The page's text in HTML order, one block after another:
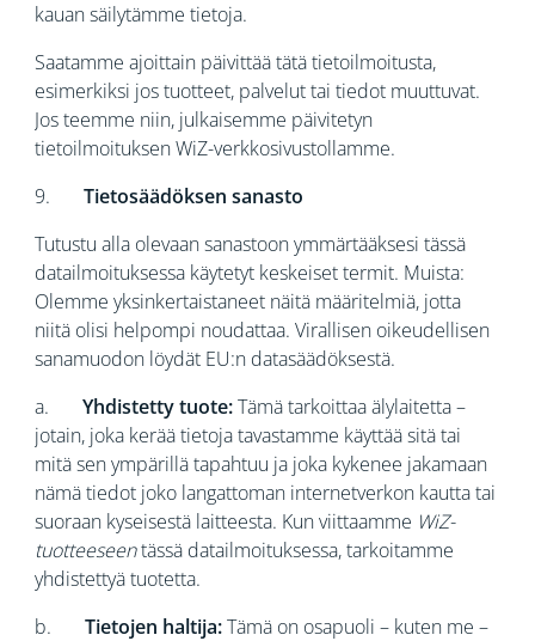
kauan säilytämme tietoja.
Saatamme ajoittain päivittää tätä tietoilmoitusta,
esimerkiksi jos tuotteet, palvelut tai tiedot muuttuvat.
Jos teemme niin, julkaisemme päivitetyn
tietoilmoituksen WiZ-verkkosivustollamme.
9. Tietosäädöksen sanasto
Tutustu alla olevaan sanastoon ymmärtääksesi tässä
datailmoituksessa käytetyt keskeiset termit. Muista:
Olemme yksinkertaistaneet näitä määritelmiä, jotta
niitä olisi helpompi noudattaa. Virallisen oikeudellisen
sanamuodon löydät EU:n datasäädöksestä.
a. Yhdistetty tuote:Tämä tarkoittaa älylaitetta –
jotain, joka kerää tietoja tavastamme käyttää sitä tai
mitä sen ympärillä tapahtuu ja joka kykenee jakamaan
nämä tiedot joko langattoman internetverkon kautta tai
suoraan kyseisestä laitteesta. Kun viittaamme WiZ-
tuotteeseentässä datailmoituksessa, tarkoitamme
yhdistettyä tuotetta.
b. Tietojen haltija:Tämä on osapuoli – kuten me –